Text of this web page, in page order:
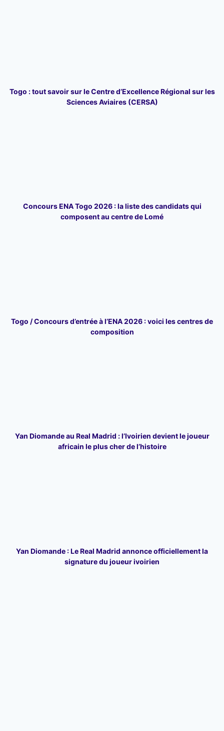
Togo : tout savoir sur le Centre d’Excellence Régional sur les
Sciences Aviaires (CERSA)
Concours ENA Togo 2026 : la liste des candidats qui
composent au centre de Lomé
Togo / Concours d’entrée à l’ENA 2026 : voici les centres de
composition
Yan Diomande au Real Madrid : l’Ivoirien devient le joueur
africain le plus cher de l’histoire
Yan Diomande : Le Real Madrid annonce officiellement la
signature du joueur ivoirien